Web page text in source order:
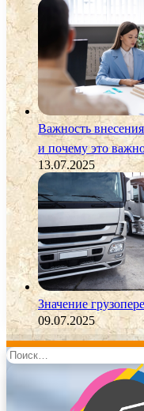
Важность
и почему это
13.07.2025
Значение
09.07.2025
Найти: